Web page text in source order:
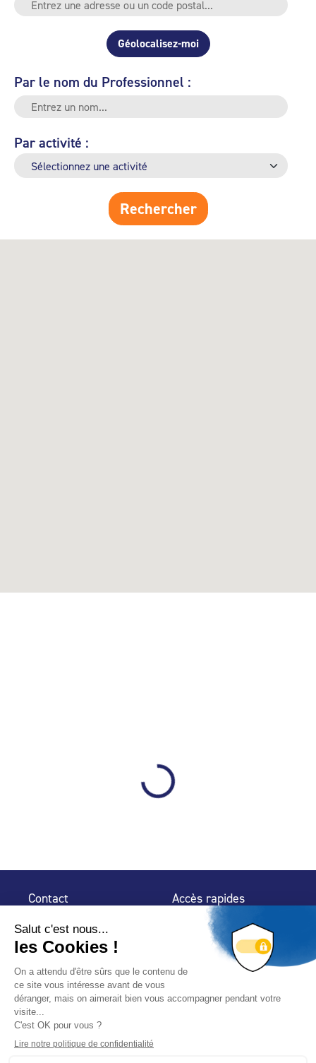
Géolocalisez-moi
Par le nom du Professionnel :
Par activité :
Contact
32 rue de Mogador
75 009 Paris
Accès rapides
Espace Presse
Trouver un
professionnel
Nous suivre